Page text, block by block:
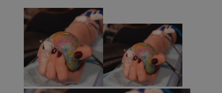
Niezbędne Wydajność
Niezbędne pliki cookie umożliwiają korzystanie z podstawowych
takich jak logowanie użytkownika i zarządzanie kontem. Bez
można prawidłowo korzystać ze strony internetowej.
Nazwa
Provider/
Domena
SessID
sosnowiecki.pl